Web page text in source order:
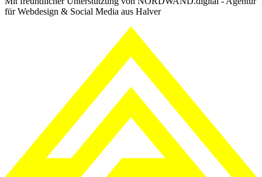
für Webdesign & Social Media aus Halver